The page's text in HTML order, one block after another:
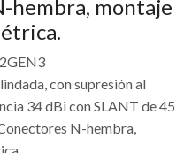
hembra, montaje
con supresión al
34 dBi con SLANT de 45
N-hembra,